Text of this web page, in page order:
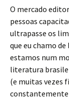
O mercado
pessoas
ultrapasse os
que eu chamo
estamos num
literatura
(e muitas vezes
constantemente